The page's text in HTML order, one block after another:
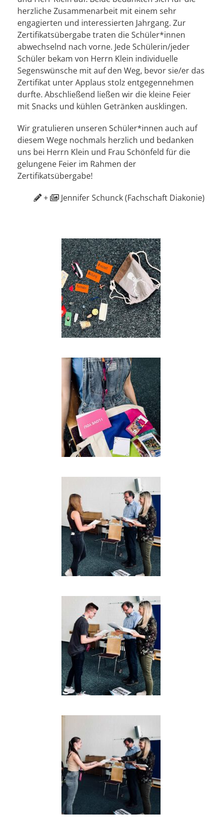
herzliche Zusammenarbeit mit einem sehr
engagierten und interessierten Jahrgang. Zur
Zertifikatsübergabe traten die Schüler*innen
abwechselnd nach vorne. Jede Schülerin/jeder
Schüler bekam von Herrn Klein individuelle
Segenswünsche mit auf den Weg, bevor sie/er das
Zertifikat unter Applaus stolz entgegennehmen
durfte. Abschließend ließen wir die kleine Feier
mit Snacks und kühlen Getränken ausklingen.
Wir gratulieren unseren Schüler*innen auch auf
diesem Wege nochmals herzlich und bedanken
uns bei Herrn Klein und Frau Schönfeld für die
gelungene Feier im Rahmen der
Zertifikatsübergabe!
+
Jennifer Schunck (Fachschaft Diakonie)